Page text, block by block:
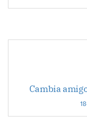
Cambia